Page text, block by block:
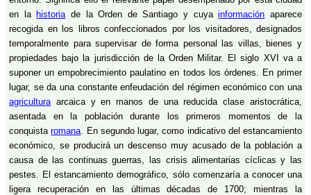
en la historiade la Orden de Santiago y cuyainformación aparece
recogida en los libros confeccionados por los visitadores, designados
temporalmente para supervisar de forma personal las villas, bienes y
propiedades bajo la jurisdicción de la Orden Militar. El siglo XVI va a
suponer un empobrecimiento paulatino en todos los órdenes. En primer
lugar, se da una constante enfeudación del régimen económico con una
agriculturaarcaica y en manos de una reducida clase aristocrática,
asentada en la población durante los primeros momentos de la
conquistaromana. En segundo lugar, como indicativo del estancamiento
económico, se producirá un descenso muy acusado de la población a
causa de las continuas guerras, las crisis alimentarias cíclicas y las
pestes. El estancamiento demográfico, sólo comenzaría a conocer una
ligera recuperación en las últimas décadas de 1700; mientras la